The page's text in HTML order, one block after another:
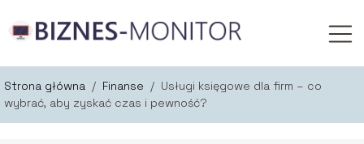
Strona główna / Finanse / Usługi księgowe dla firm – co
wybrać, aby zyskać czas i pewność?